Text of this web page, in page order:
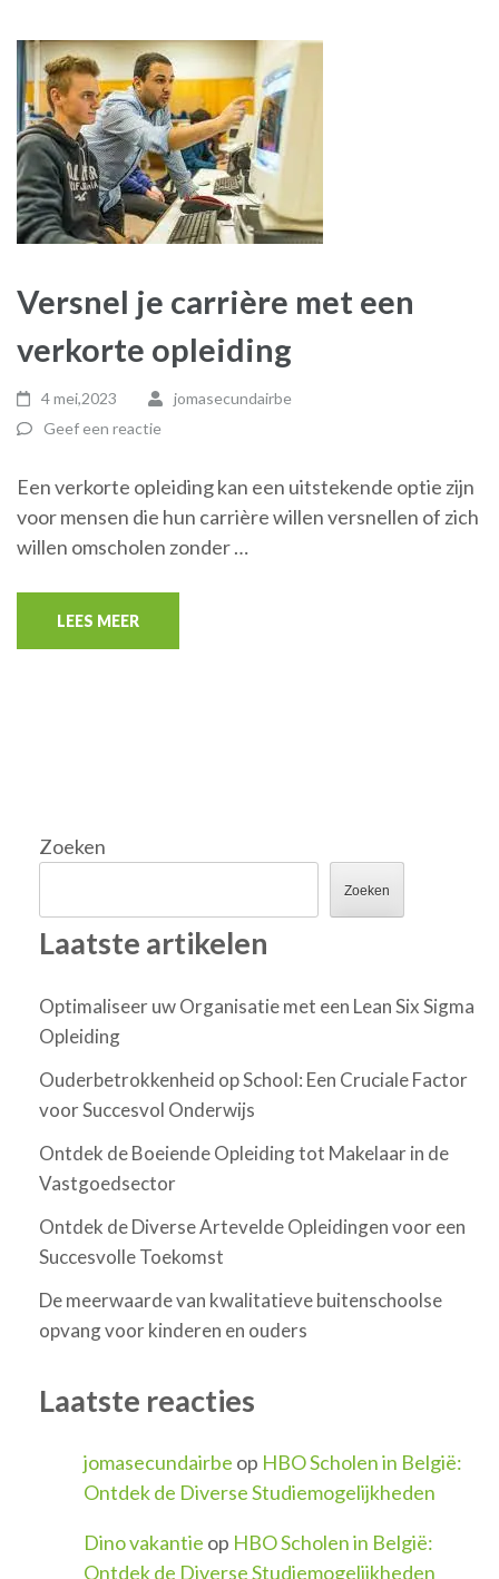
Versnel je carrière met een
verkorte opleiding
4 mei,2023
jomasecundairbe
Geef een reactie
Een verkorte opleiding kan een uitstekende optie zijn
voor mensen die hun carrière willen versnellen of zich
willen omscholen zonder …
LEES MEER
Zoeken
Zoeken
Laatste artikelen
Optimaliseer uw Organisatie met een Lean Six Sigma
Opleiding
Ouderbetrokkenheid op School: Een Cruciale Factor
voor Succesvol Onderwijs
Ontdek de Boeiende Opleiding tot Makelaar in de
Vastgoedsector
Ontdek de Diverse Artevelde Opleidingen voor een
Succesvolle Toekomst
De meerwaarde van kwalitatieve buitenschoolse
opvang voor kinderen en ouders
Laatste reacties
jomasecundairbe op HBO Scholen in België:
Ontdek de Diverse Studiemogelijkheden
Dino vakantie op HBO Scholen in België:
Ontdek de Diverse Studiemogelijkheden